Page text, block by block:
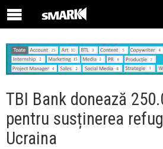
TBI Bank donează
pentru susținerea
Ucraina